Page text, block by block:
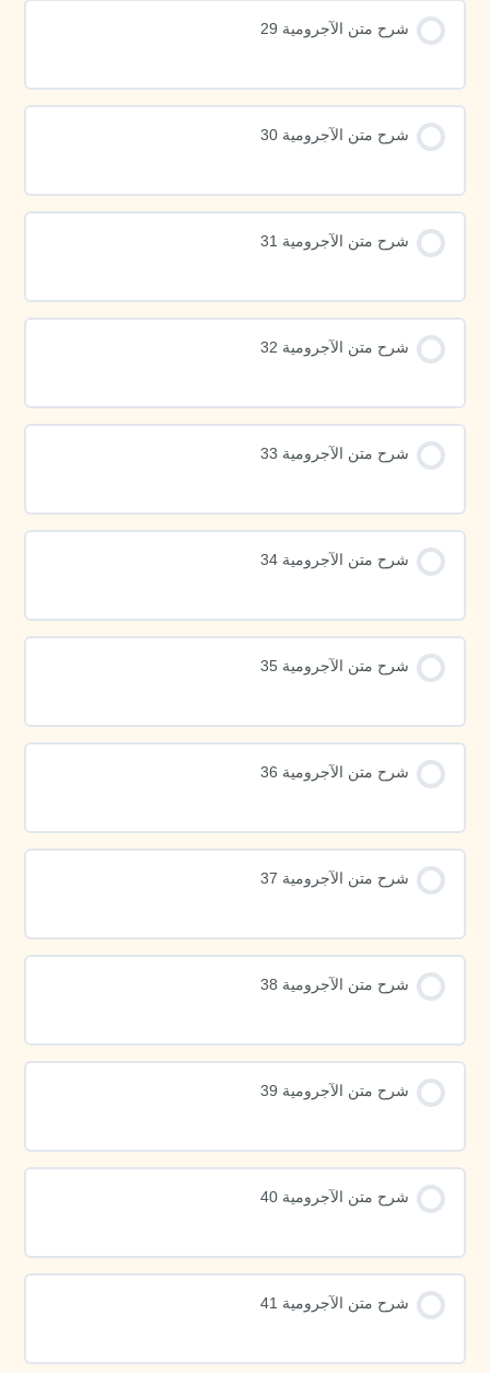
شرح متن الآجرومية 29
شرح متن الآجرومية 30
شرح متن الآجرومية 31
شرح متن الآجرومية 32
شرح متن الآجرومية 33
شرح متن الآجرومية 34
شرح متن الآجرومية 35
شرح متن الآجرومية 36
شرح متن الآجرومية 37
شرح متن الآجرومية 38
شرح متن الآجرومية 39
شرح متن الآجرومية 40
شرح متن الآجرومية 41